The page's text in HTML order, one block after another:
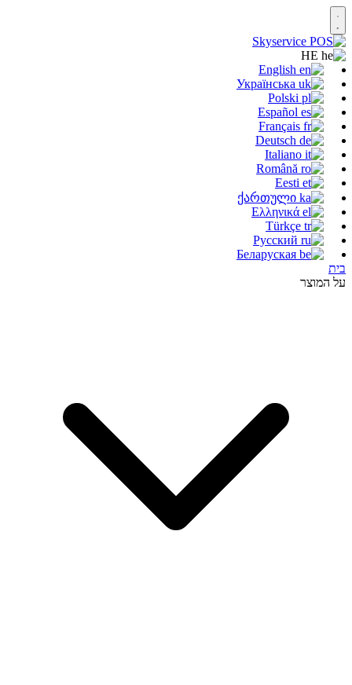
English
Українська
Polski
Español
Français
Deutsch
Italiano
Română
Eesti
ქართული
Ελληνικά
Türkçe
Русский
Беларуская
בית
על המוצר